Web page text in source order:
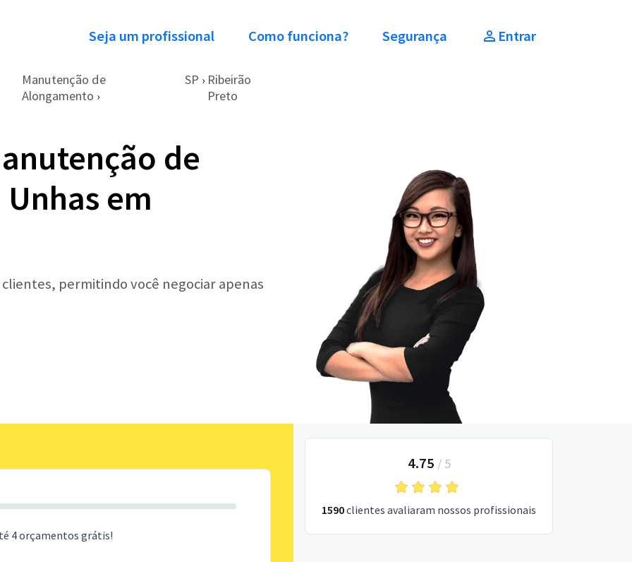
Seja um profissional Como funciona? Segurança Entrar
Manutenção de
Alongamento ›
SP › Ribeirão
Preto
de
em
permitindo você negociar apenas
4 orçamentos grátis!
4.75 / 5
1590clientes avaliaram nossos profissionais